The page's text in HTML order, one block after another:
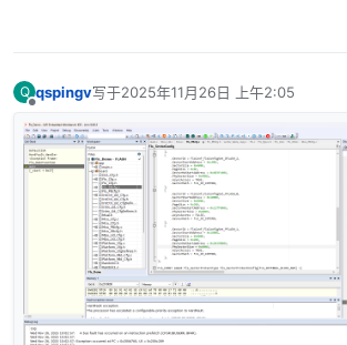
Q qspingv写于2025年11月26日 上午2:05
最后由 编辑